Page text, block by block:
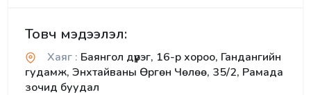
Товч мэдээлэл:
Хаяг : Баянгол дүүрэг, 16-р хороо, Гандангийн
гудамж, Энхтайваны Өргөн Чөлөө, 35/2, Рамада
зочид буудал